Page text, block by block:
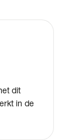
dit
in de